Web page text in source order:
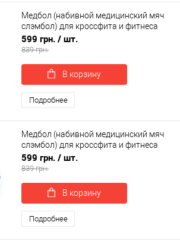
Медбол (набивной медицинский мяч
слэмбол) для кроссфита и фитнеса
OSPORT Lite 7 кг (OF-0185)
599 грн. / шт.
839 грн.
В корзину
Подробнее
Медбол (набивной медицинский мяч
слэмбол) для кроссфита и фитнеса
OSPORT Lite 9 кг (OF-0187)
599 грн. / шт.
839 грн.
В корзину
Подробнее